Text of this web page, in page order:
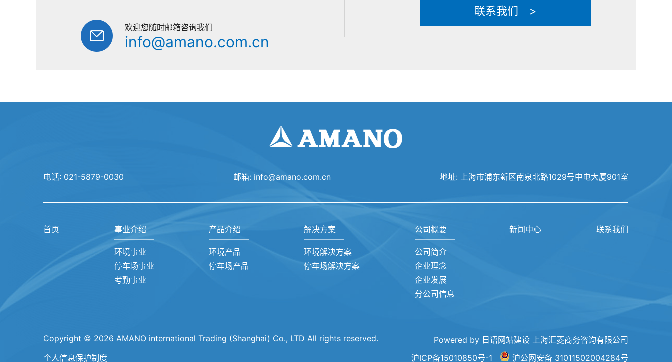
欢迎您随时邮箱咨询我们
info@amano.com.cn
联系我们 >
电话: 021-5879-0030 邮箱: info@amano.com.cn 地址: 上海市浦东新区南泉北路1029号中电大厦901室
首页 事业介绍
环境事业
停车场事业
考勤事业
产品介绍
环境产品
停车场产品
解决方案
环境解决方案
停车场解决方案
公司概要
公司简介
企业理念
企业发展
分公司信息
新闻中心 联系我们
Copyright © 2026 AMANO international Trading (Shanghai) Co., LTD All rights reserved. Powered by 日语网站建设 上海汇菱商务咨询有限公司
个人信息保护制度
沪ICP备15010850号-1 沪公网安备 31011502004284号